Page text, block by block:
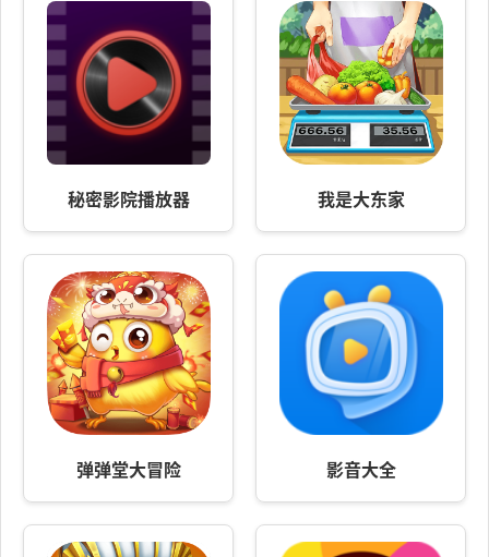
秘密影院播放器 我是大东家
弹弹堂大冒险 影音大全